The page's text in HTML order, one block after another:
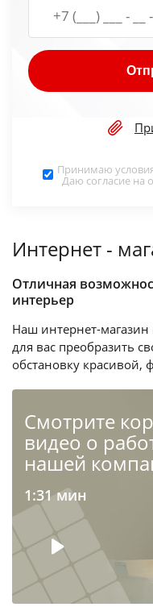
Принимаю
Даю согласие на
Интернет -
Отличная
интерьер
Наш интернет-
для вас преобразить
обстановку
Cмотрите
видео о
нашей
1:31 мин